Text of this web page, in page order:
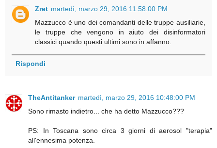
Zret martedì, marzo 29, 2016 11:58:00 PM
Mazzucco è uno dei comandanti delle truppe ausiliarie,
le truppe che vengono in aiuto dei disinformatori
classici quando questi ultimi sono in affanno.
Rispondi
TheAntitanker martedì, marzo 29, 2016 10:48:00 PM
Sono rimasto indietro... che ha detto Mazzucco???
PS: In Toscana sono circa 3 giorni di aerosol "terapia"
all'ennesima potenza.